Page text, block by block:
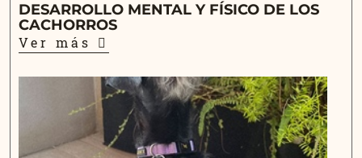
DESARROLLO MENTAL Y FÍSICO DE LOS
CACHORROS
Ver más